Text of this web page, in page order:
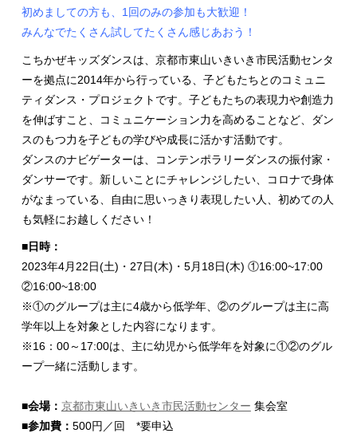
初めましての方も、1回のみの参加も大歓迎！
みんなでたくさん試してたくさん感じあおう！
こちかぜキッズダンスは、京都市東山いきいき市民活動センタ
ーを拠点に2014年から行っている、子どもたちとのコミュニ
ティダンス・プロジェクトです。子どもたちの表現力や創造力
を伸ばすこと、コミュニケーション力を高めることなど、ダン
スのもつ力を子どもの学びや成長に活かす活動です。
ダンスのナビゲーターは、コンテンポラリーダンスの振付家・
ダンサーです。新しいことにチャレンジしたい、コロナで身体
がなまっている、自由に思いっきり表現したい人、初めての人
も気軽にお越しください！
■日時：
2023年4月22日(土)・27日(木)・5月18日(木) ①16:00~17:00
②16:00~18:00
※①のグループは主に4歳から低学年、②のグループは主に高
学年以上を対象とした内容になります。
※16：00～17:00は、主に幼児から低学年を対象に①②のグル
ープ一緒に活動します。
■会場： 京都市東山いきいき市民活動センター 集会室
■参加費： 500円／回 *要申込